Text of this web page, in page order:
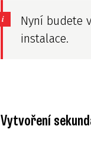
Nyní budete
instalace.
Vytvoření